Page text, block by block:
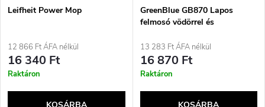
Leifheit Power Mop
12 866 Ft ÁFA nélkül
16 340 Ft
Raktáron
KOSÁRBA
GreenBlue GB870 Lapos
felmosó vödörrel és
mikroszálas patronnal,
űrtartalom 5,7 l, MaxiClean
13 283 Ft ÁFA nélkül
16 870 Ft
Raktáron
KOSÁRBA